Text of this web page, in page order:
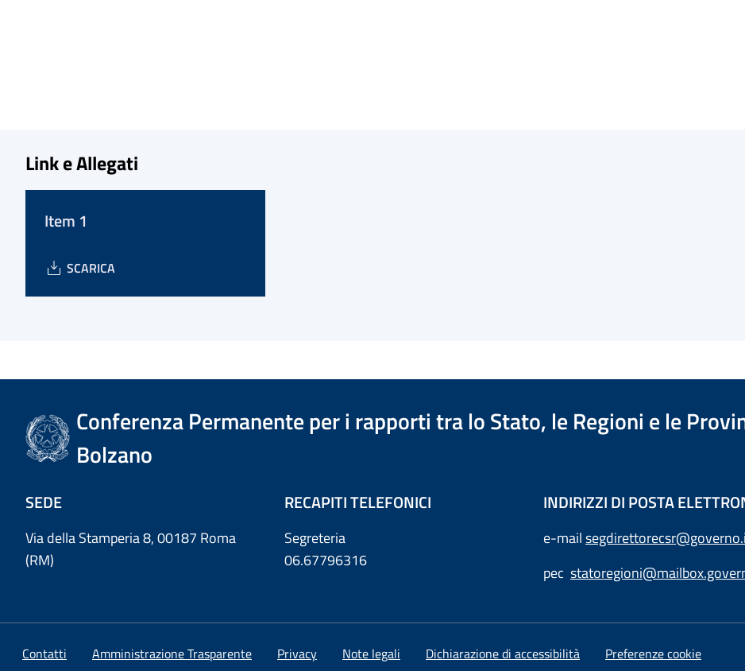
Link e Allegati
Item 1
SCARICA
Conferenza Permanente per i rapporti tra lo Stato, le Regioni e le
Bolzano
SEDE
Via della Stamperia 8, 00187 Roma
(RM)
RECAPITI TELEFONICI
Segreteria
06.67796316
INDIRIZZI DI POSTA
e-mail
pec
Contatti Amministrazione Trasparente Privacy Note legali Dichiarazione di accessibilità Preferenze cookie